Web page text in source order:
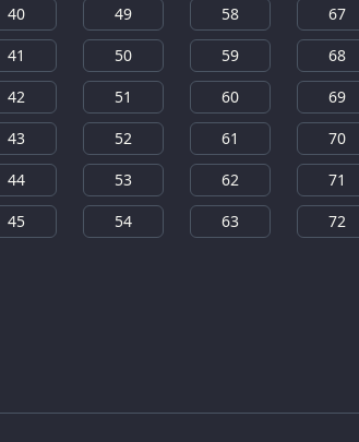
40
41
42
43
44
45
49
50
51
52
53
54
58
59
60
61
62
63
67
68
69
70
71
72